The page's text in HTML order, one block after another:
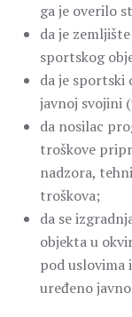
ga je overilo
da je
sportskog
da je sportski
javnoj svojini
da nosilac
troškove
nadzora,
troškova;
da se
objekta u
pod uslovima
uređeno